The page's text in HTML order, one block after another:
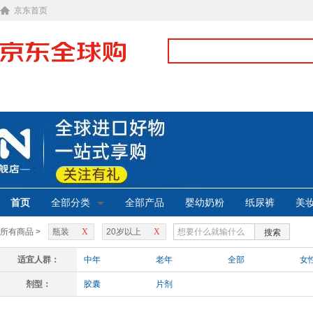
京东首页
首页 全部分类 全部产品 婴幼奶粉 纸尿裤 美
所有商品 > X
瓶装 X
20岁以上 搜索
适宜人群： 中年 老年 全部 女
剂型： 胶囊 片剂